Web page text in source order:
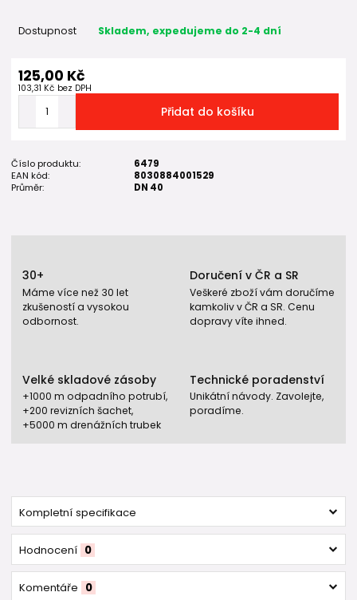
Dostupnost Skladem, expedujeme do 2-4 dní
125,00 Kč
103,31 Kč bez DPH
Přidat do košíku
Číslo produktu:
6479
EAN kód:
8030884001529
Průměr:
DN 40
30+
Máme více než 30 let
zkušeností a vysokou
odbornost.
Doručení v ČR a SR
Veškeré zboží vám doručíme
kamkoliv v ČR a SR. Cenu
dopravy víte ihned.
Velké skladové zásoby
+1000 m odpadního potrubí,
+200 revizních šachet,
+5000 m drenážních trubek
Technické poradenství
Unikátní návody. Zavolejte,
poradíme.
Kompletní specifikace
Hodnocení 0
Komentáře 0